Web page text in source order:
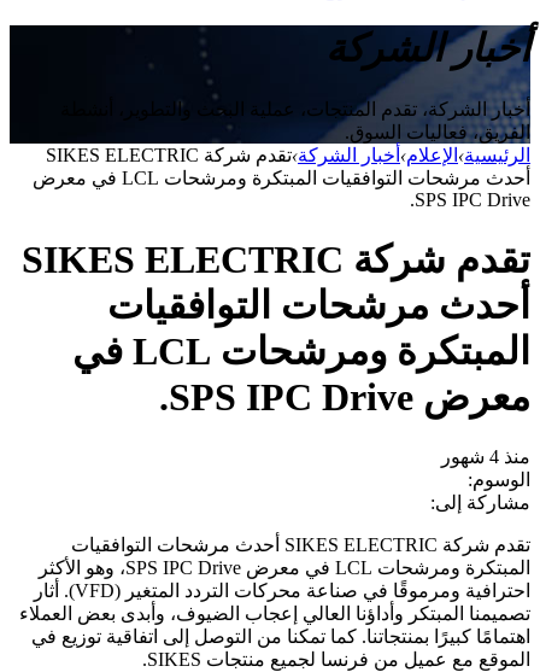
أخبار الشركة
أخبار الشركة، تقدم المنتجات، عملية البحث والتطوير، أنشطة
الفريق، فعاليات السوق.
الرئيسية› الإعلام› أخبار الشركة›
تقدم شركة SIKES ELECTRIC
أحدث مرشحات التوافقيات المبتكرة ومرشحات LCL في معرض
SPS IPC Drive.
تقدم شركة SIKES ELECTRIC
أحدث مرشحات التوافقيات
المبتكرة ومرشحات LCL في
معرض SPS IPC Drive.
منذ 4 شهور
الوسوم:
مشاركة إلى:
تقدم شركة SIKES ELECTRIC أحدث مرشحات التوافقيات
المبتكرة ومرشحات LCL في معرض SPS IPC Drive، وهو الأكثر
احترافية ومرموقًا في صناعة محركات التردد المتغير (VFD). أثار
تصميمنا المبتكر وأداؤنا العالي إعجاب الضيوف، وأبدى بعض العملاء
اهتمامًا كبيرًا بمنتجاتنا. كما تمكنا من التوصل إلى اتفاقية توزيع في
الموقع مع عميل من فرنسا لجميع منتجات SIKES.